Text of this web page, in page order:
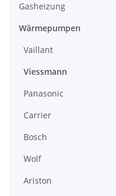
Gasheizung
Wärmepumpen
Vaillant
Viessmann
Panasonic
Carrier
Bosch
Wolf
Ariston